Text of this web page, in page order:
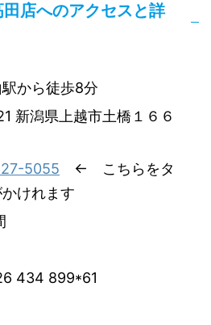
店へのアクセスと詳
から徒歩8分
新潟県上越市土橋１６６
5055 ← こちらをタ
けれます
434 899*61